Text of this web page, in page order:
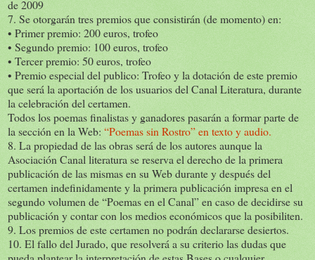
de 2009
7. Se otorgarán tres premios que consistirán (de momento) en:
• Primer premio: 200 euros, trofeo
• Segundo premio: 100 euros, trofeo
• Tercer premio: 50 euros, trofeo
• Premio especial del publico: Trofeo y la dotación de este premio
que será la aportación de los usuarios del Canal Literatura, durante
la celebración del certamen.
Todos los poemas finalistas y ganadores pasarán a formar parte de
la sección en la Web: “Poemas sin Rostro” en texto y audio.
8. La propiedad de las obras será de los autores aunque la
Asociación Canal literatura se reserva el derecho de la primera
publicación de las mismas en su Web durante y después del
certamen indefinidamente y la primera publicación impresa en el
segundo volumen de “Poemas en el Canal” en caso de decidirse su
publicación y contar con los medios económicos que la posibiliten.
9. Los premios de este certamen no podrán declararse desiertos.
10. El fallo del Jurado, que resolverá a su criterio las dudas que